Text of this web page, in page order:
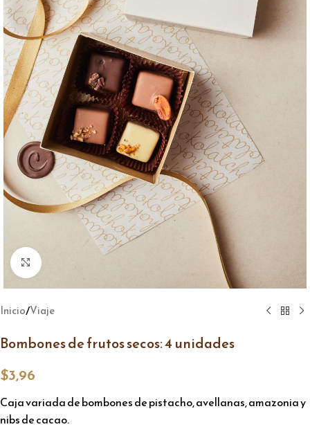
Click to enlarge
Inicio/Viaje
Bombones de frutos secos: 4 unidades
$3,96
Caja variada de bombones de pistacho, avellanas, amazonia y
nibs de cacao.